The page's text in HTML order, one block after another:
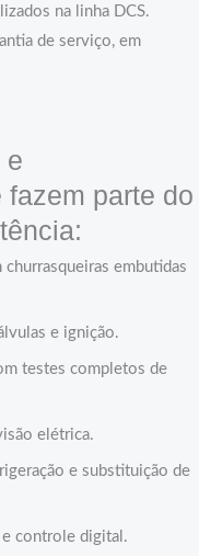
na linha DCS.
de serviço, em
e
parte do
embutidas
e ignição.
testes completos de
elétrica.
e substituição de
e controle digital.